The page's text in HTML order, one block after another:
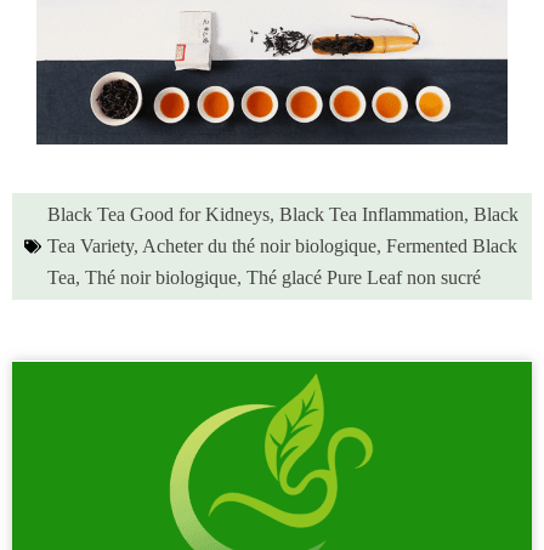
Black Tea Good for Kidneys, Black Tea Inflammation, Black
Tea Variety, Acheter du thé noir biologique, Fermented Black
Tea, Thé noir biologique, Thé glacé Pure Leaf non sucré